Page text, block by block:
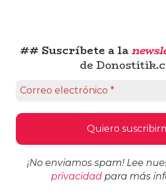
## Suscríbete a la
de
¡No enviamos spam! Lee
privacidadpara más